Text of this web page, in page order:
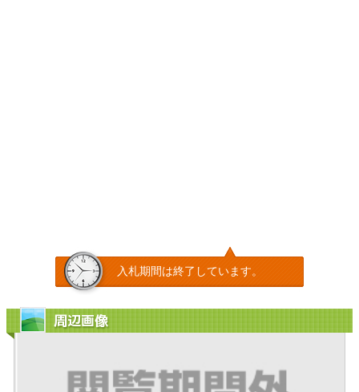
入札期間は終了しています。
周辺画像